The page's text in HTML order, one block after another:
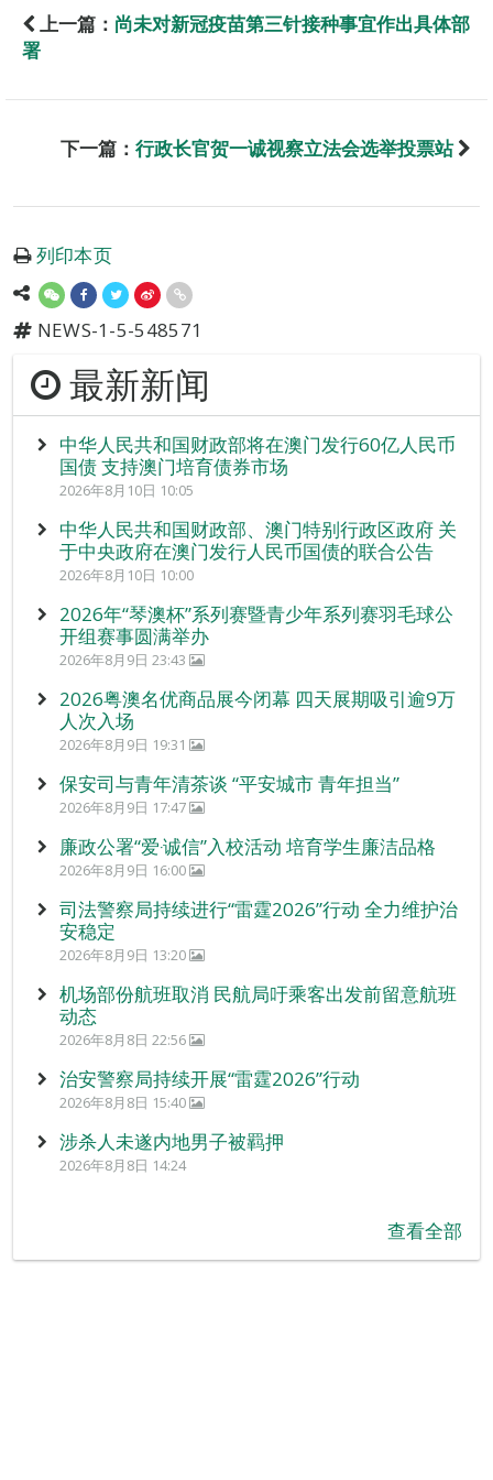
上一篇： 尚未对新冠疫苗第三针接种事宜作出具体部
署
下一篇： 行政长官贺一诚视察立法会选举投票站
列印本页
NEWS-1-5-548571
最新新闻
中华人民共和国财政部将在澳门发行60亿人民币
国债 支持澳门培育债券市场
2026年8月10日 10:05
中华人民共和国财政部、澳门特别行政区政府 关
于中央政府在澳门发行人民币国债的联合公告
2026年8月10日 10:00
2026年“琴澳杯”系列赛暨青少年系列赛羽毛球公
开组赛事圆满举办
2026年8月9日 23:43
2026粤澳名优商品展今闭幕 四天展期吸引逾9万
人次入场
2026年8月9日 19:31
保安司与青年清茶谈 “平安城市 青年担当”
2026年8月9日 17:47
廉政公署“爱‧诚信”入校活动 培育学生廉洁品格
2026年8月9日 16:00
司法警察局持续进行“雷霆2026”行动 全力维护治
安稳定
2026年8月9日 13:20
机场部份航班取消 民航局吁乘客出发前留意航班
动态
2026年8月8日 22:56
治安警察局持续开展“雷霆2026”行动
2026年8月8日 15:40
涉杀人未遂内地男子被羁押
2026年8月8日 14:24
查看全部